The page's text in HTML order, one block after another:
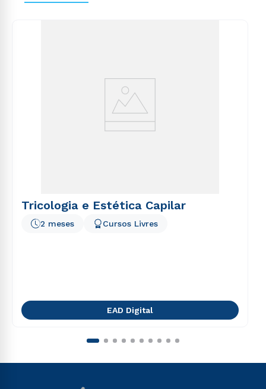
Tricologia e Estética Capilar
2 meses Cursos Livres
EAD Digital